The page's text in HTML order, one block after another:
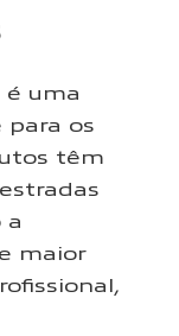
uma
os
têm
a
maior